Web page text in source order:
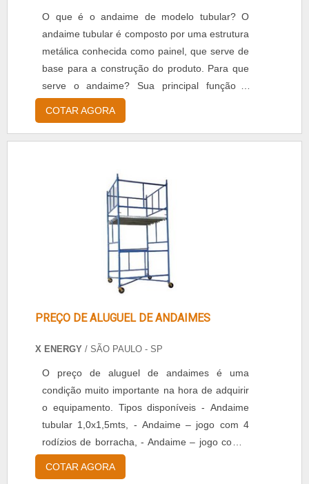
O que é o andaime de modelo tubular? O
andaime tubular é composto por uma estrutura
metálica conhecida como painel, que serve de
base para a construção do produto. Para que
serve o andaime? Sua principal função é
agilizar os processos de construção e
manutenção dentro de projetos da construção
Facilidade de manuseio, - Agilidade para
processos de pintura, - ....
COTAR AGORA
PREÇO DE ALUGUEL DE ANDAIMES
X ENERGY / SÃO PAULO - SP
O preço de aluguel de andaimes é uma
condição muito importante na hora de adquirir
o equipamento. Tipos disponíveis - Andaime
tubular 1,0x1,5mts, - Andaime – jogo com 4
rodízios de borracha, - Andaime – jogo com 4
sapatas ajustáveis, - Andaime – jogo com 4
COTAR AGORA